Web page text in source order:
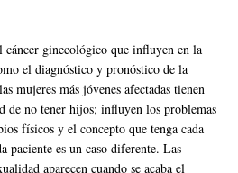
ginecológico que influyen en la
el diagnóstico y pronóstico de la
mujeres más jóvenes afectadas tienen
de no tener hijos; influyen los problemas
físicos y el concepto que tenga cada
paciente es un caso diferente. Las
aparecen cuando se acaba el